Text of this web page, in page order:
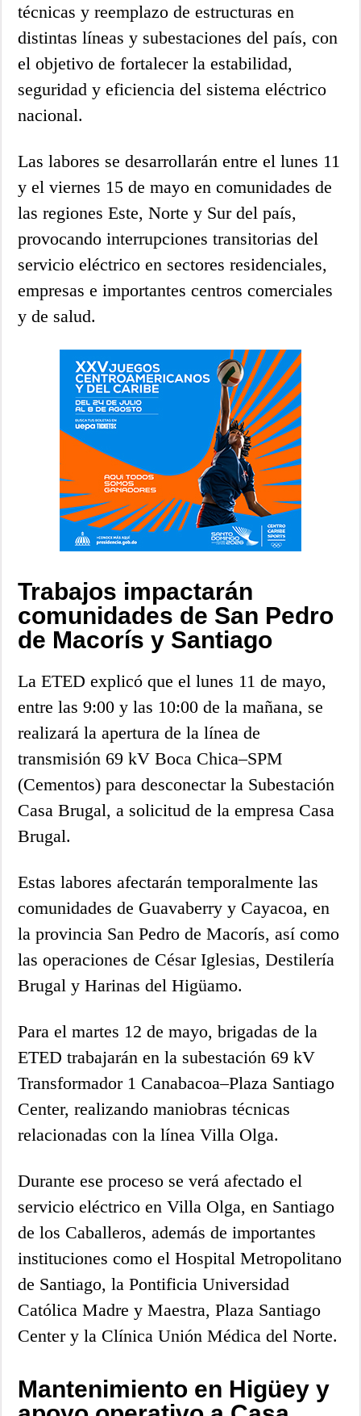
técnicas y reemplazo de estructuras en
distintas líneas y subestaciones del país, con
el objetivo de fortalecer la estabilidad,
seguridad y eficiencia del sistema eléctrico
nacional.
Las labores se desarrollarán entre el lunes 11
y el viernes 15 de mayo en comunidades de
las regiones Este, Norte y Sur del país,
provocando interrupciones transitorias del
servicio eléctrico en sectores residenciales,
empresas e importantes centros comerciales
y de salud.
Trabajos impactarán
comunidades de San Pedro
de Macorís y Santiago
La ETED explicó que el lunes 11 de mayo,
entre las 9:00 y las 10:00 de la mañana, se
realizará la apertura de la línea de
transmisión 69 kV Boca Chica–SPM
(Cementos) para desconectar la Subestación
Casa Brugal, a solicitud de la empresa Casa
Brugal.
Estas labores afectarán temporalmente las
comunidades de Guavaberry y Cayacoa, en
la provincia San Pedro de Macorís, así como
las operaciones de César Iglesias, Destilería
Brugal y Harinas del Higüamo.
Para el martes 12 de mayo, brigadas de la
ETED trabajarán en la subestación 69 kV
Transformador 1 Canabacoa–Plaza Santiago
Center, realizando maniobras técnicas
relacionadas con la línea Villa Olga.
Durante ese proceso se verá afectado el
servicio eléctrico en Villa Olga, en Santiago
de los Caballeros, además de importantes
instituciones como el Hospital Metropolitano
de Santiago, la Pontificia Universidad
Católica Madre y Maestra, Plaza Santiago
Center y la Clínica Unión Médica del Norte.
Mantenimiento en Higüey y